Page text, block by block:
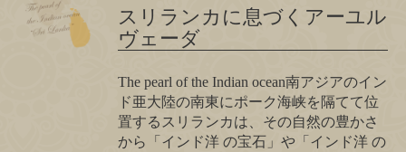
スリランカに息づくアーユル
ヴェーダ
The pearl of the Indian ocean南アジアのイン
ド亜大陸の南東にポーク海峡を隔てて位
置するスリランカは、その自然の豊かさ
から「インド洋 の宝石」や「インド洋 の